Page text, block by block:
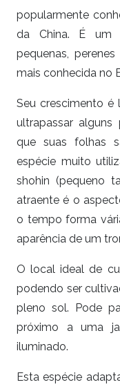
popularmente
da China. É um
pequenas,
mais conhecida no
Seu crescimento é
ultrapassar
que suas folhas
espécie muito
shohin (pequeno
atraente é o
o tempo forma
aparência de um
O local ideal de
podendo ser
pleno sol. Pode
próximo a uma
iluminado.
Esta espécie